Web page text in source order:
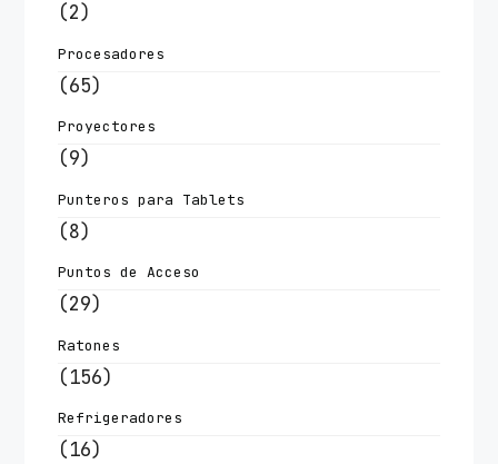
(2)
Procesadores
(65)
Proyectores
(9)
Punteros para Tablets
(8)
Puntos de Acceso
(29)
Ratones
(156)
Refrigeradores
(16)